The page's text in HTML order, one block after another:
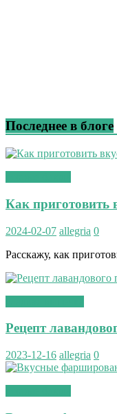
Последнее в блоге
Как приготовить
2024-02-07 allegria 0
Расскажу, как
Рецепт
2023-12-16 allegria 0